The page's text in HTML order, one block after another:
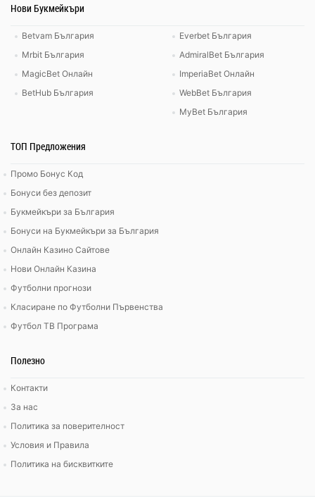
Нови Букмейкъри
Betvam България
Mrbit България
MagicBet Онлайн
BetHub България
Everbet България
AdmiralBet България
ImperiaBet Онлайн
WebBet България
MyBet България
ТОП Предложения
Промо Бонус Код
Бонуси без депозит
Букмейкъри за България
Бонуси на Букмейкъри за България
Онлайн Казино Сайтове
Нови Онлайн Казина
Футболни прогнози
Класиране по Футболни Първенства
Футбол ТВ Програма
Полезно
Контакти
За нас
Политика за поверителност
Условия и Правила
Политика на бисквитките